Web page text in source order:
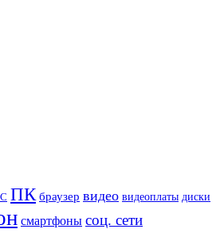
ПК браузер видео видеоплаты диски
смартфоны соц. сети